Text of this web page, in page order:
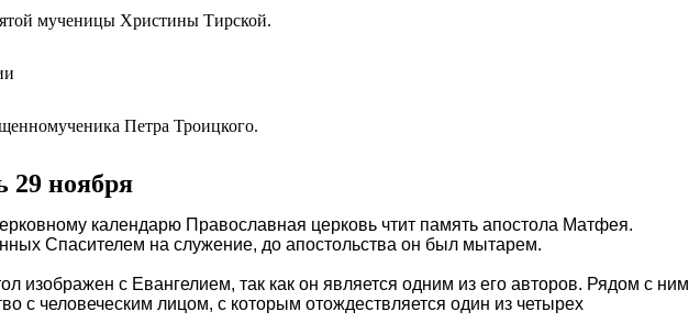
мученицы Христины Тирской.
Петра Троицкого.
29 ноября
календарю Православная церковь чтит память апостола Матфея.
Спасителем на служение, до апостольства он был мытарем.
изображен с Евангелием, так как он является одним из его авторов. Рядом с ним
с человеческим лицом, с которым отождествляется один из четырех